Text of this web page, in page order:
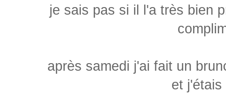
je sais pas si il l'a très bien
après samedi j'ai fait un
et